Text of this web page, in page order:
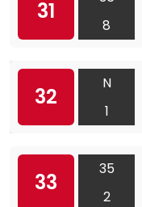
31
8
32
N
1
33
35
2